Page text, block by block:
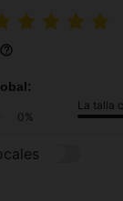
0%
La talla